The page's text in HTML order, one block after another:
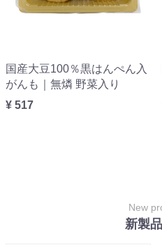
国産大豆100％黒はんぺん入
がんも｜無燐 野菜入り
¥ 517
New
新製